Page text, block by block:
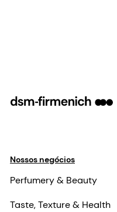
Nossos negócios
Perfumery & Beauty
Taste, Texture & Health